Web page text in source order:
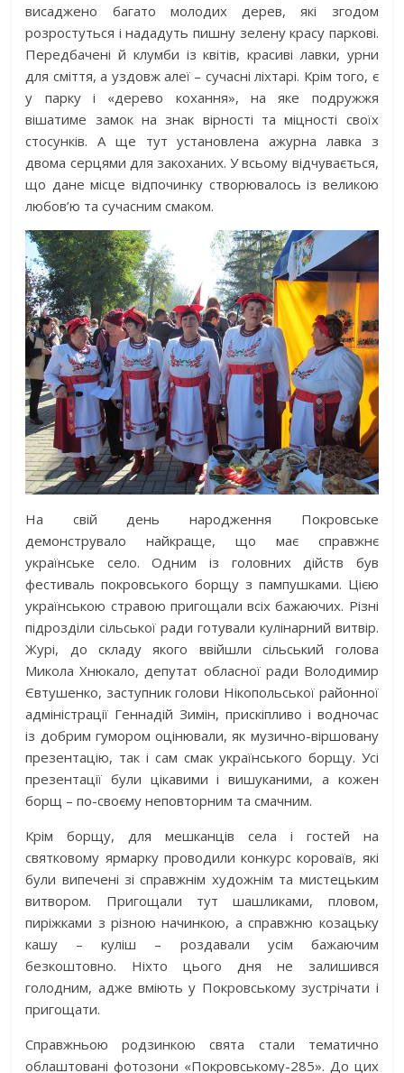
висаджено багато молодих дерев, які згодом
розростуться і нададуть пишну зелену красу паркові.
Передбачені й клумби із квітів, красиві лавки, урни
для сміття, а уздовж алеї – сучасні ліхтарі. Крім того, є
у парку і «дерево кохання», на яке подружжя
вішатиме замок на знак вірності та міцності своїх
стосунків. А ще тут установлена ажурна лавка з
двома серцями для закоханих. У всьому відчувається,
що дане місце відпочинку створювалось із великою
любов’ю та сучасним смаком.
На свій день народження Покровське
демонструвало найкраще, що має справжнє
українське село. Одним із головних дійств був
фестиваль покровського борщу з пампушками. Цією
українською стравою пригощали всіх бажаючих. Різні
підрозділи сільської ради готували кулінарний витвір.
Журі, до складу якого ввійшли сільський голова
Микола Хнюкало, депутат обласної ради Володимир
Євтушенко, заступник голови Нікопольської районної
адміністрації Геннадій Зимін, прискіп­ливо і водночас
із добрим гумором оцінювали, як музично-віршовану
презентацію, так і сам смак українського борщу. Усі
презентації були цікавими і вишуканими, а кожен
борщ – по-своєму неповторним та смачним.
Крім борщу, для мешканців села і гостей на
святковому ярмарку проводили конкурс короваїв, які
були випечені зі справжнім художнім та мистецьким
витвором. Пригощали тут шашликами, пловом,
пиріжками з різною начинкою, а справжню козацьку
кашу – куліш – роздавали усім бажаючим
безкоштовно. Ніхто цього дня не залишився
голодним, адже вміють у Покровському зустрічати і
пригощати.
Справжньою родзинкою свята стали тематично
облаштовані фотозони «Покровському-285». До цих